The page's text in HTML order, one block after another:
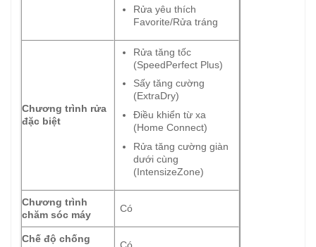
Rửa yêu thích
Favorite/Rửa tráng
Chương trình rửa
đặc biệt
Rửa tăng tốc
(SpeedPerfect Plus)
Sấy tăng cường
(ExtraDry)
Điều khiển từ xa
(Home Connect)
Rửa tăng cường giàn
dưới cùng
(IntensizeZone)
Chương trình
chăm sóc máy
Có
Chế độ chống